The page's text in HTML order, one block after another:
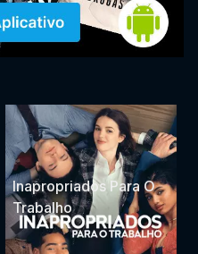
Inapropriados Para O
Trabalho